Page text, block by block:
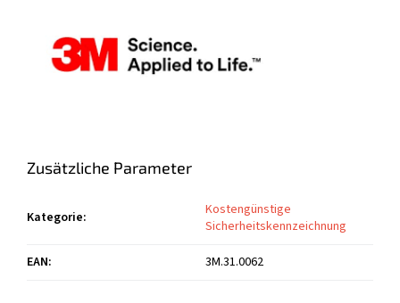
Zusätzliche Parameter
Kategorie:
Kostengünstige
Sicherheitskennzeichnung
EAN: 3M.31.0062